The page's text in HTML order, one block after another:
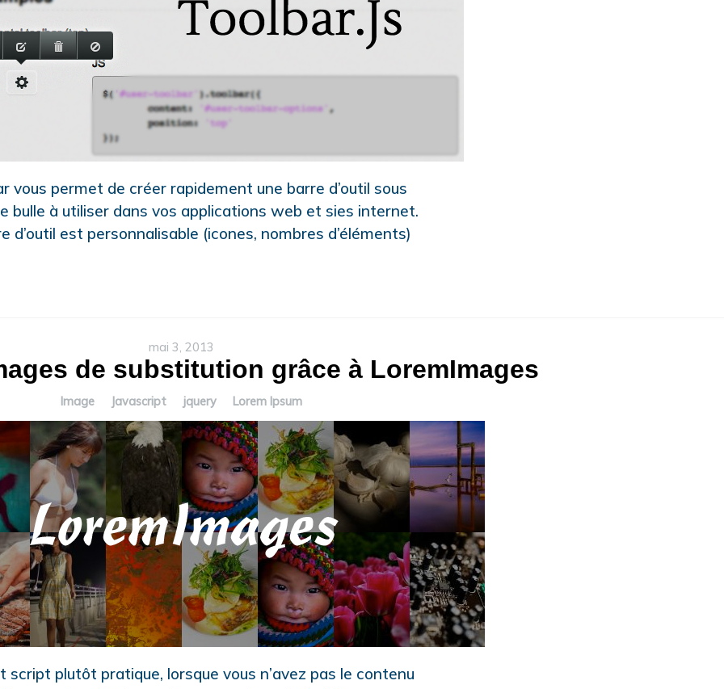
vous permet de créer rapidement une barre d’outil sous
bulle à utiliser dans vos applications web et sies internet.
d’outil est personnalisable (icones, nombres d’éléments)
mai 3, 2013
de substitution grâce à LoremImages
Image Javascript jquery Lorem Ipsum
script plutôt pratique, lorsque vous n’avez pas le contenu